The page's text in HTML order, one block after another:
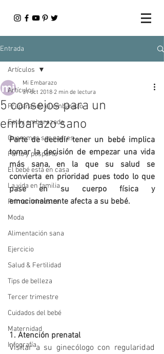
Entrada
Artículos
Preparando el embarazo
Estoy embarazada
Queremos ser padres
Parto y posparto
El bebé está en casa
La vida en familia
Primer trimestre
Moda
Alimentación sana
Ejercicio
Salud & Fertilidad
Tips de belleza
Tercer trimestre
Cuidados del bebé
Maternidad
Infografía
Artículos
5 consejos para un
embarazo sano
Mi Embarazo
31 oct 2018 2 min de lectura
Parte de decidir tener un bebé implica
tomar la decisión de empezar una vida
más sana, en la que su salud se
convierta en prioridad pues todo lo que
pase en su cuerpo física y
emocionalmente afecta a su bebé.
1. Atención prenatal
Visitar a su ginecólogo con regularidad